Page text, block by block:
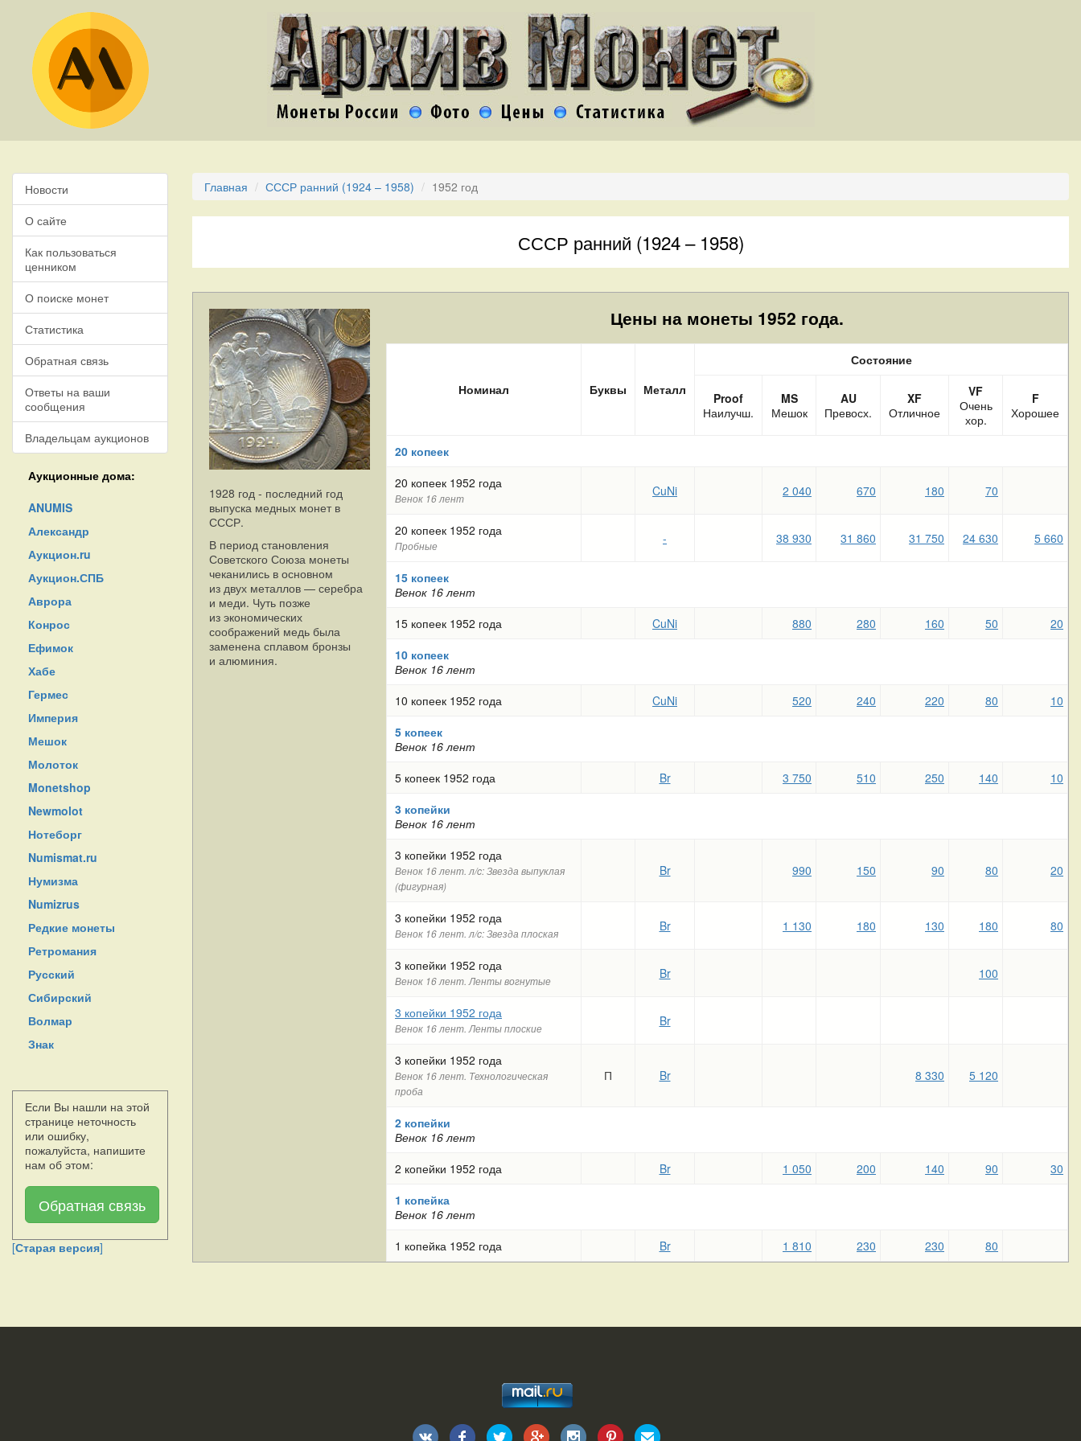
Новости
О сайте
Как пользоваться
ценником
О поиске монет
Статистика
Обратная связь
Ответы на ваши
сообщения
Владельцам аукционов
Аукционные дома:
ANUMIS
Александр
Аукцион.ru
Аукцион.СПБ
Аврора
Конрос
Ефимок
Хабе
Гермес
Империя
Мешок
Молоток
Monetshop
Newmolot
Нотеборг
Numismat.ru
Нумизма
Numizrus
Редкие монеты
Ретромания
Русский
Сибирский
Волмар
Знак
Если Вы нашли на этой
странице неточность
или ошибку,
пожалуйста, напишите
нам об этом:
Обратная связь
[Старая версия]
Главная СССР ранний (1924 – 1958) 1952 год
СССР ранний (1924 – 1958)
1928 год - последний год
выпуска медных монет в
СССР.
В период становления
Советского Союза монеты
чеканились в основном
из двух металлов — серебра
и меди. Чуть позже
из экономических
соображений медь была
заменена сплавом бронзы
и алюминия.
Цены на монеты 1952 года.
Номинал Буквы Металл
Состояние
Proof
Наилучш.
MS
Мешок
AU
Превосх.
XF
Отличное
VF
Очень
хор.
F
Хорошее
20 копеек
20 копеек 1952 года
Венок 16 лент CuNi 2 040 670 180 70
20 копеек 1952 года
Пробные - 38 930 31 860 31 750 24 630 5 660
15 копеек
Венок 16 лент
15 копеек 1952 года
CuNi 880 280 160 50
20
10 копеек
Венок 16 лент
10 копеек 1952 года
CuNi 520 240 220 80
10
5 копеек
Венок 16 лент
5 копеек 1952 года
Br 3 750 510 250 140
10
3 копейки
Венок 16 лент
3 копейки 1952 года
Венок 16 лент. л/c: Звезда выпуклая
(фигурная)
Br 990 150 90 80 20
3 копейки 1952 года
Венок 16 лент. л/c: Звезда плоская Br 1 130 180 130 180 80
3 копейки 1952 года
Венок 16 лент. Ленты вогнутые Br 100
3 копейки 1952 года
Венок 16 лент. Ленты плоские Br
3 копейки 1952 года
Венок 16 лент. Технологическая
проба
П Br 8 330 5 120
2 копейки
Венок 16 лент
2 копейки 1952 года
Br 1 050 200 140 90
30
1 копейка
Венок 16 лент
1 копейка 1952 года
Br 1 810 230 230 80